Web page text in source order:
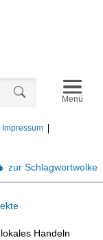
Impressum
Menü
zur Schlagwortwolke
Handeln